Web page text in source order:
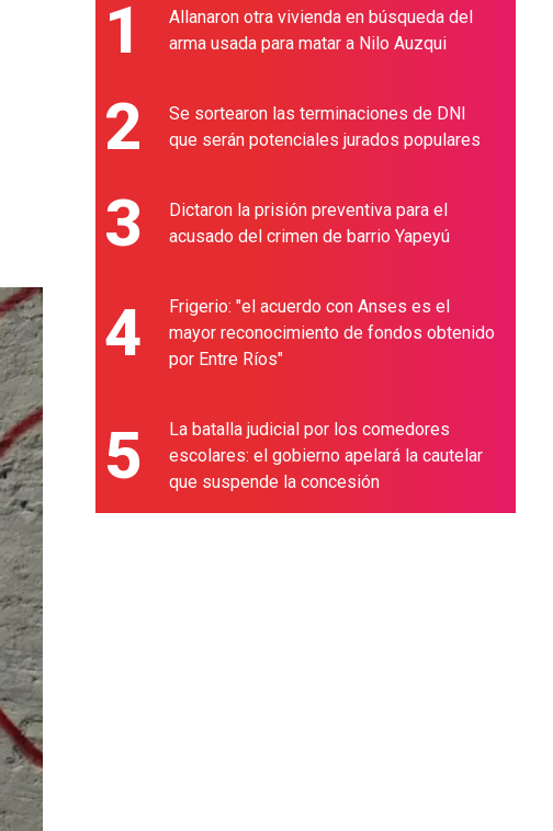
1
Allanaron otra vivienda en búsqueda del
arma usada para matar a Nilo Auzqui
2
Se sortearon las terminaciones de DNI
que serán potenciales jurados populares
3
Dictaron la prisión preventiva para el
acusado del crimen de barrio Yapeyú
4
Frigerio: "el acuerdo con Anses es el
mayor reconocimiento de fondos obtenido
por Entre Ríos"
5
La batalla judicial por los comedores
escolares: el gobierno apelará la cautelar
que suspende la concesión